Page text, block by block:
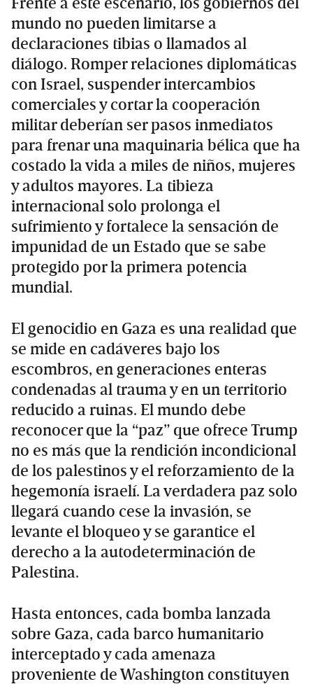
mundo no pueden limitarse a
declaraciones tibias o llamados al
diálogo. Romper relaciones diplomáticas
con Israel, suspender intercambios
comerciales y cortar la cooperación
militar deberían ser pasos inmediatos
para frenar una maquinaria bélica que ha
costado la vida a miles de niños, mujeres
y adultos mayores. La tibieza
internacional solo prolonga el
sufrimiento y fortalece la sensación de
impunidad de un Estado que se sabe
protegido por la primera potencia
mundial.
El genocidio en Gaza es una realidad que
se mide en cadáveres bajo los
escombros, en generaciones enteras
condenadas al trauma y en un territorio
reducido a ruinas. El mundo debe
reconocer que la “paz” que ofrece Trump
no es más que la rendición incondicional
de los palestinos y el reforzamiento de la
hegemonía israelí. La verdadera paz solo
llegará cuando cese la invasión, se
levante el bloqueo y se garantice el
derecho a la autodeterminación de
Palestina.
Hasta entonces, cada bomba lanzada
sobre Gaza, cada barco humanitario
interceptado y cada amenaza
proveniente de Washington constituyen